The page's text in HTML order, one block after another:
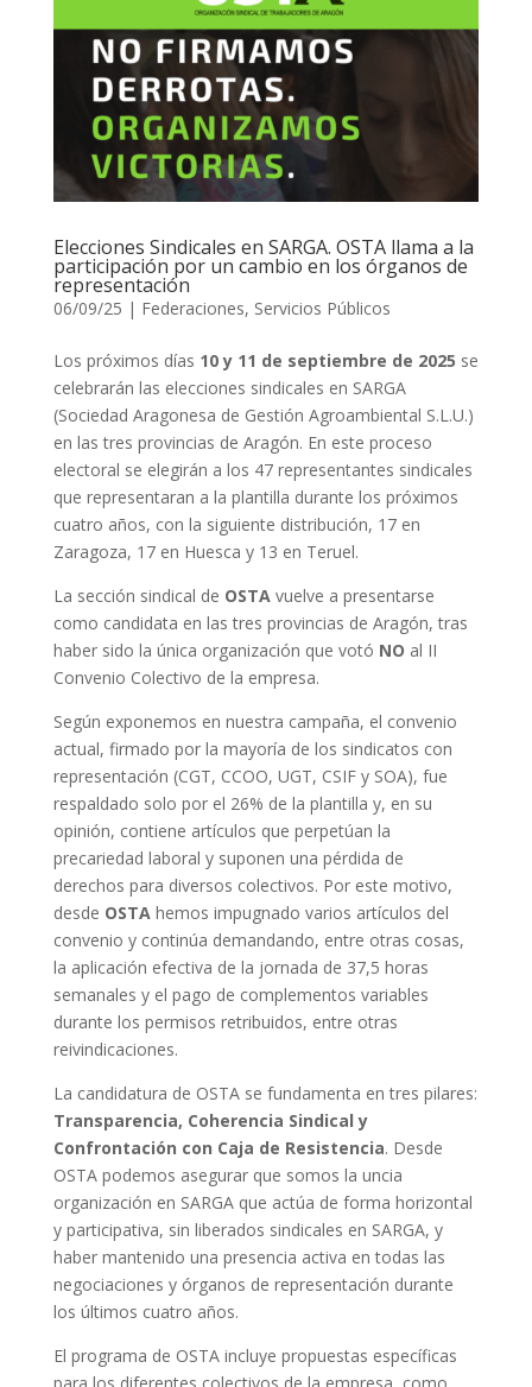
Elecciones Sindicales en SARGA. OSTA llama a la
participación por un cambio en los órganos de
representación
06/09/25 | Federaciones, Servicios Públicos
Los próximos días 10 y 11 de septiembre de 2025 se
celebrarán las elecciones sindicales en SARGA
(Sociedad Aragonesa de Gestión Agroambiental S.L.U.)
en las tres provincias de Aragón. En este proceso
electoral se elegirán a los 47 representantes sindicales
que representaran a la plantilla durante los próximos
cuatro años, con la siguiente distribución, 17 en
Zaragoza, 17 en Huesca y 13 en Teruel.
La sección sindical de OSTAvuelve a presentarse
como candidata en las tres provincias de Aragón, tras
haber sido la única organización que votó NO al II
Convenio Colectivo de la empresa.
Según exponemos en nuestra campaña, el convenio
actual, firmado por la mayoría de los sindicatos con
representación (CGT, CCOO, UGT, CSIF y SOA), fue
respaldado solo por el 26% de la plantilla y, en su
opinión, contiene artículos que perpetúan la
precariedad laboral y suponen una pérdida de
derechos para diversos colectivos. Por este motivo,
desde OSTAhemos impugnado varios artículos del
convenio y continúa demandando, entre otras cosas,
la aplicación efectiva de la jornada de 37,5 horas
semanales y el pago de complementos variables
durante los permisos retribuidos, entre otras
reivindicaciones.
La candidatura de OSTA se fundamenta en tres pilares:
Transparencia, Coherencia Sindical y
Confrontación con Caja de Resistencia. Desde
OSTA podemos asegurar que somos la uncia
organización en SARGA que actúa de forma horizontal
y participativa, sin liberados sindicales en SARGA, y
haber mantenido una presencia activa en todas las
negociaciones y órganos de representación durante
los últimos cuatro años.
El programa de OSTA incluye propuestas específicas